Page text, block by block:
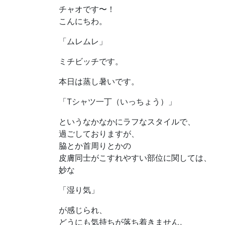
チャオです〜！
こんにちわ。
「ムレムレ」
ミチビッチです。
本日は蒸し暑いです。
「Tシャツ一丁（いっちょう）」
というなかなかにラフなスタイルで、
過ごしておりますが、
脇とか首周りとかの
皮膚同士がこすれやすい部位に関しては、
妙な
「湿り気」
が感じられ、
どうにも気持ちが落ち着きません。